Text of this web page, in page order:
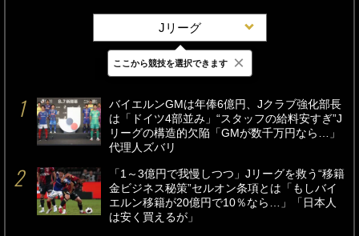
Jリーグ
最新 24時間 週間
バイエルンGMは年俸6億円、Jクラブ強化部長
は「ドイツ4部並み」“スタッフの給料安すぎ”J
リーグの構造的欠陥「GMが数千万円なら…」
代理人ズバリ
「1～3億円で我慢しつつ」Jリーグを救う“移籍
金ビジネス秘策”セルオン条項とは「もしバイ
エルン移籍が20億円で10％なら…」「日本人
は安く買えるが」
ここから競技を選択できます ×